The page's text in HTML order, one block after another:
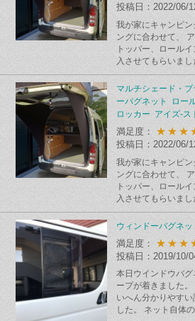
投稿日：2022/06/
我が家にキャンピン
ングに合わせて、
トッパー、ロール
入させてもらいまし
マルチシェード・
ーバグネット ロー
ロッカー アイズ-ス
満足度：
投稿日：2022/06/
我が家にキャンピン
ングに合わせて、
トッパー、ロール
入させてもらいまし
ウィンドーバグネッ
満足度：
投稿日：2019/10/
本日ウインドウバ
ープが着きました
いへん分かりやす
した。 ネット自体